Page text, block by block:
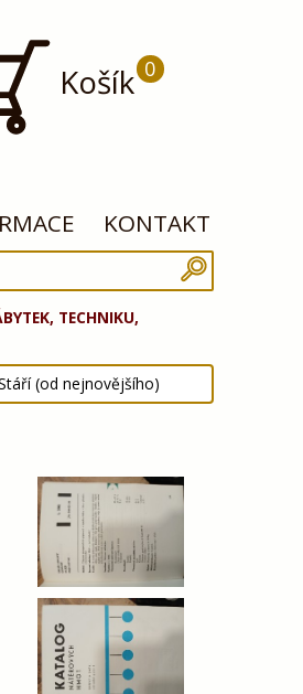
Košík 0
KONTAKT
TECHNIKU,